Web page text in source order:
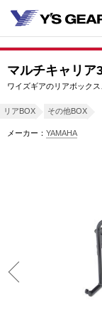
マルチキャリア
ワイズギアのリアボック
リアBOX その他BOX
メーカー： YAMAHA